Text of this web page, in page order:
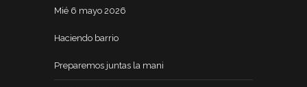
Mié 6 mayo 2026
Haciendo barrio
Preparemos juntas la mani